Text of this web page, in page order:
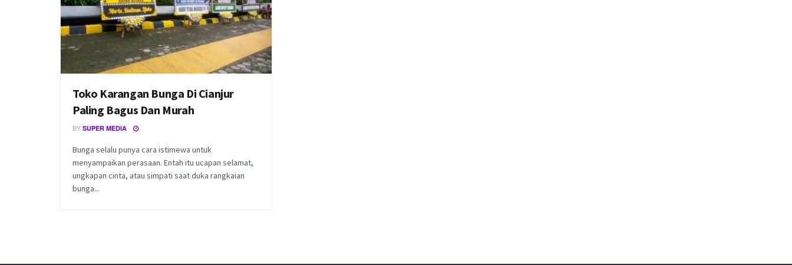
Toko Karangan Bunga Di Cianjur
Paling Bagus Dan Murah
BY SUPER MEDIA
Bunga selalu punya cara istimewa untuk
menyampaikan perasaan. Entah itu ucapan selamat,
ungkapan cinta, atau simpati saat duka rangkaian
bunga...